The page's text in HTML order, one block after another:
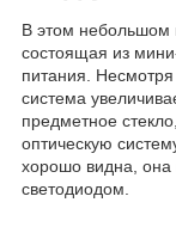
В этом небольшом
состоящая из
питания.
система
предметное
оптическую
хорошо видна, она
светодиодом.